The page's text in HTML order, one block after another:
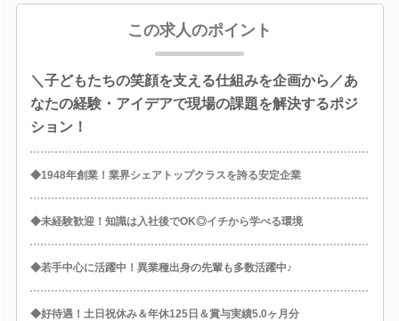
この求人のポイント
＼子どもたちの笑顔を支える仕組みを企画から／あ
なたの経験・アイデアで現場の課題を解決するポジ
ション！
◆1948年創業！業界シェアトップクラスを誇る安定企業
◆未経験歓迎！知識は入社後でOK◎イチから学べる環境
◆若手中心に活躍中！異業種出身の先輩も多数活躍中♪
◆好待遇！土日祝休み＆年休125日＆賞与実績5.0ヶ月分